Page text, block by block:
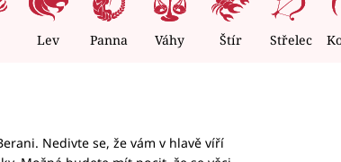
Lev Panna Váhy Štír Střelec
Nedivte se, že vám v hlavě víří